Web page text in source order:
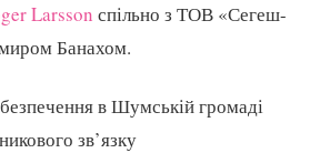
Larsson спільно з ТОВ «Сегеш-
Банахом.
в Шумській громаді
зв’язку